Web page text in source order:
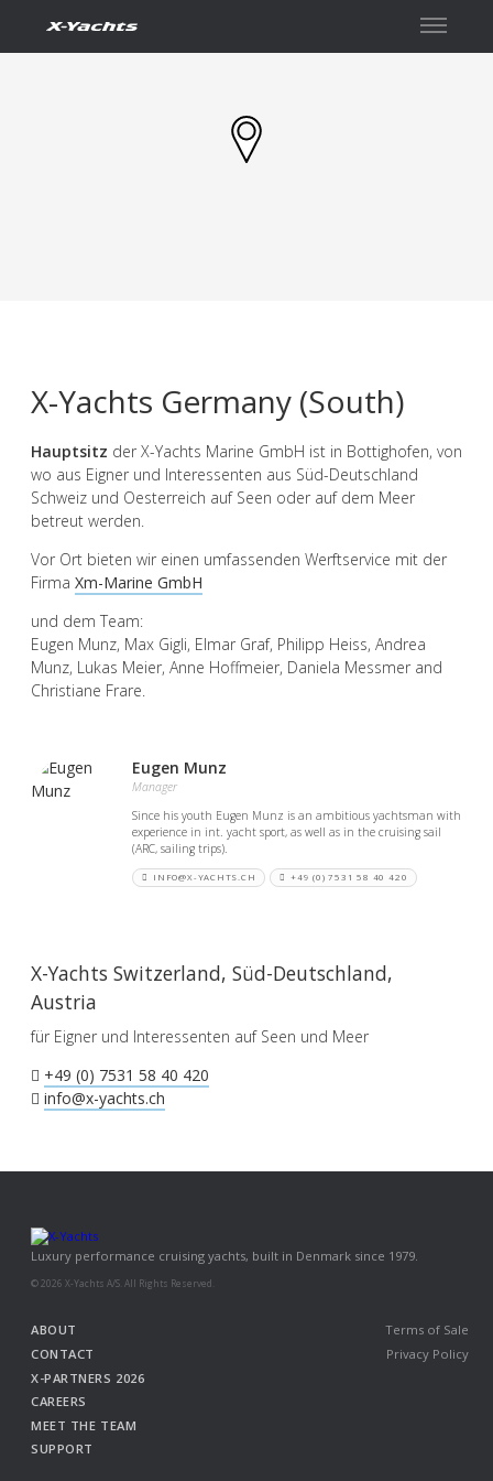
X-Yachts Germany (South)
Hauptsitz der X-Yachts Marine GmbH ist in Bottighofen, von
wo aus Eigner und Interessenten aus Süd-Deutschland
Schweiz und Oesterreich auf Seen oder auf dem Meer
betreut werden.
Vor Ort bieten wir einen umfassenden Werftservice mit der
Firma Xm-Marine GmbH
und dem Team:
Eugen Munz, Max Gigli, Elmar Graf, Philipp Heiss, Andrea
Munz, Lukas Meier, Anne Hoffmeier, Daniela Messmer and
Christiane Frare.
Eugen Munz
Manager
Since his youth Eugen Munz is an ambitious yachtsman with
experience in int. yacht sport, as well as in the cruising sail
(ARC, sailing trips).
INFO@X-YACHTS.CH +49 (0) 7531 58 40 420
X-Yachts Switzerland, Süd-Deutschland,
Austria
für Eigner und Interessenten auf Seen und Meer
+49 (0) 7531 58 40 420
info@x-yachts.ch
Luxury performance cruising yachts, built in Denmark since 1979.
© 2026 X-Yachts A/S. All Rights Reserved.
ABOUT
CONTACT
X-PARTNERS 2026
CAREERS
MEET THE TEAM
SUPPORT
Terms of Sale
Privacy Policy